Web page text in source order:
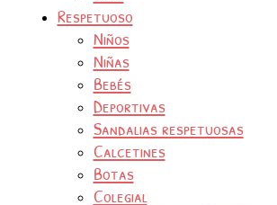
Respetuoso
Niños
Niñas
Bebés
Deportivas
Sandalias respetuosas
Calcetines
Botas
Colegial